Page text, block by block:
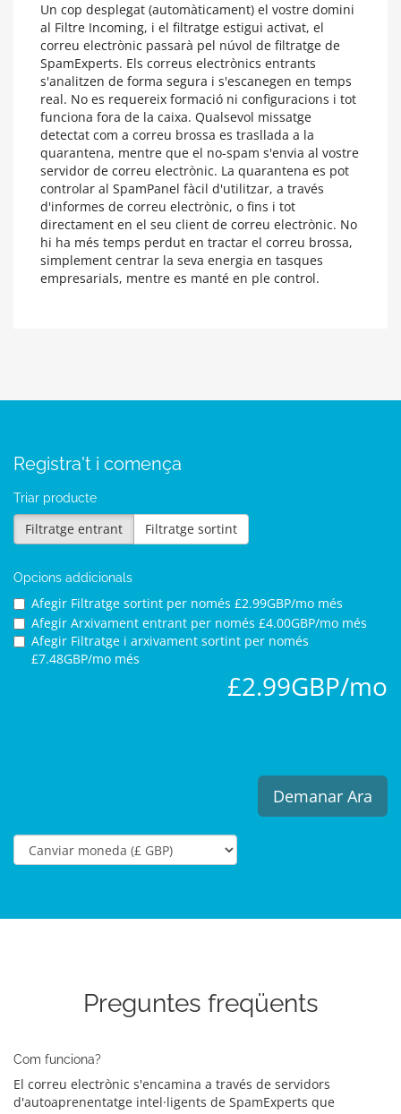
Un cop desplegat (automàticament) el vostre domini
al Filtre Incoming, i el filtratge estigui activat, el
correu electrònic passarà pel núvol de filtratge de
SpamExperts. Els correus electrònics entrants
s'analitzen de forma segura i s'escanegen en temps
real. No es requereix formació ni configuracions i tot
funciona fora de la caixa. Qualsevol missatge
detectat com a correu brossa es trasllada a la
quarantena, mentre que el no-spam s'envia al vostre
servidor de correu electrònic. La quarantena es pot
controlar al SpamPanel fàcil d'utilitzar, a través
d'informes de correu electrònic, o fins i tot
directament en el seu client de correu electrònic. No
hi ha més temps perdut en tractar el correu brossa,
simplement centrar la seva energia en tasques
empresarials, mentre es manté en ple control.
Registra't i comença
Triar producte
Filtratge entrant Filtratge sortint
Opcions addicionals
Afegir Filtratge sortint per només £2.99GBP/mo més
Afegir Arxivament entrant per només £4.00GBP/mo més
Afegir Filtratge i arxivament sortint per només
£7.48GBP/mo més
£2.99GBP/mo
Demanar Ara
Preguntes freqüents
Com funciona?
El correu electrònic s'encamina a través de servidors
d'autoaprenentatge intel·ligents de SpamExperts que